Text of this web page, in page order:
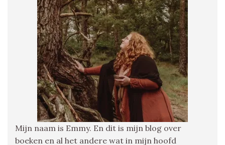
Mijn naam is Emmy. En dit is mijn blog over
boeken en al het andere wat in mijn hoofd